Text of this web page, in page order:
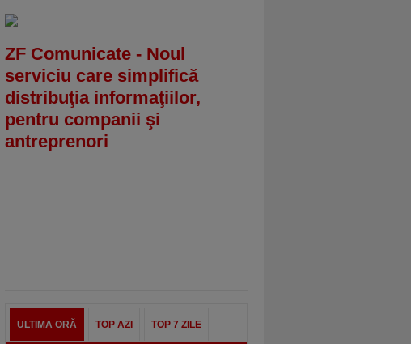
ZF Comunicate - Noul
serviciu care simplifică
distribuţia informaţiilor,
pentru companii şi
antreprenori
ULTIMA ORĂ TOP AZI TOP 7 ZILE